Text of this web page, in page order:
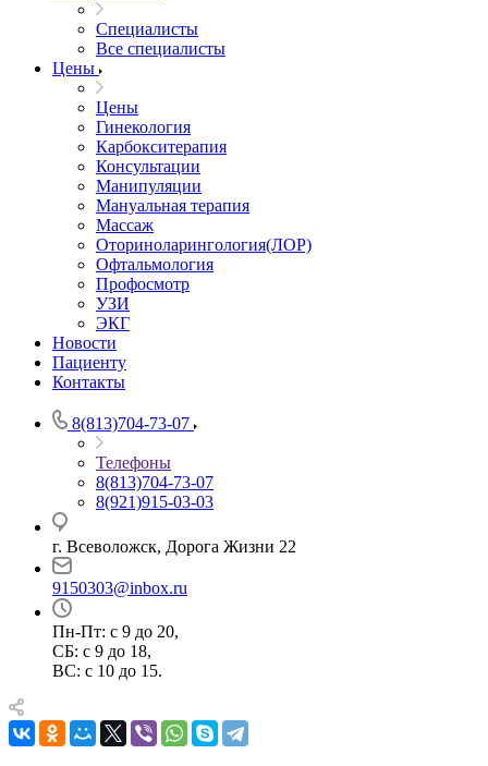
Специалисты
Все специалисты
Цены
Цены
Гинекология
Карбокситерапия
Консультации
Манипуляции
Мануальная терапия
Массаж
Оториноларингология(ЛОР)
Офтальмология
Профосмотр
УЗИ
ЭКГ
Новости
Пациенту
Контакты
8(813)704-73-07
Телефоны
8(813)704-73-07
8(921)915-03-03
г. Всеволожск, Дорога Жизни 22
9150303@inbox.ru
Пн-Пт: с 9 до 20,
СБ: с 9 до 18,
ВС: с 10 до 15.